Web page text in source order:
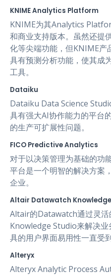
KNIME Analytics Platform
KNIME为其Analytics
和商业支持版本。虽然还提
化等尖端功能，但KNIME产
具有预测分析功能，使其成
工具。
Dataiku
Dataiku Data Science
具有强大AI协作能力的平台
的生产可扩展性问题。
FICO Predictive Analytics
对于以决策管理为基础的功
平台是一个明智的解决方案
企业。
Altair Datawatch Knowledge
Altair的Datawatch通过灵活
Knowledge Studio来解决
具的用户界面易用性一直受
Alteryx
Alteryx Analytic Process